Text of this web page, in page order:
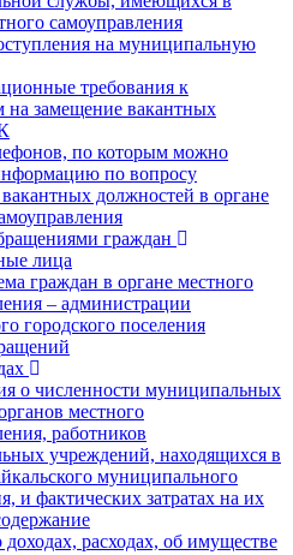
самоуправления
на муниципальную
требования к
на замещение вакантных
по которым можно
по вопросу
должностей в органе
граждан
лица
граждан в органе местного
– администрации
городского поселения
о численности муниципальных
местного
работников
учреждений, находящихся в
муниципального
и фактических затратах на их
расходах, об имуществе